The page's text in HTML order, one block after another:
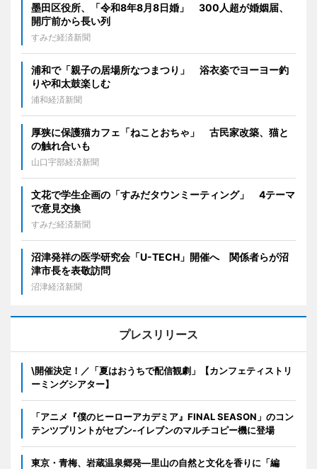
墨田区役所、「令和8年8月8日婚」 300人超が婚姻届、
開庁前から長い列
すみだ経済新聞
浦和で「親子の居場所なつまつり」 浴衣姿でヨーヨー釣
りや和太鼓楽しむ
浦和経済新聞
厚狭に保護猫カフェ「ねことおちゃ」 古民家改築、猫と
の触れ合いも
山口宇部経済新聞
文花で学生企画の「すみだタウンミーティング」 4テーマ
で意見交換
すみだ経済新聞
沼津発祥の医学研究会「U-TECH」開催へ 関係者らが沼
津市長を表敬訪問
沼津経済新聞
プレスリリース
\開催決定！／「夏はおうちで配信観劇」【カンフェティストリ
ーミングシアター】
「アニメ『僕のヒーローアカデミア』FINAL SEASON」のコン
テンツプリントがセブン‐イレブンのマルチコピー機に登場
東京・青梅、岩蔵温泉郷発―里山の自然と文化を香りに「編